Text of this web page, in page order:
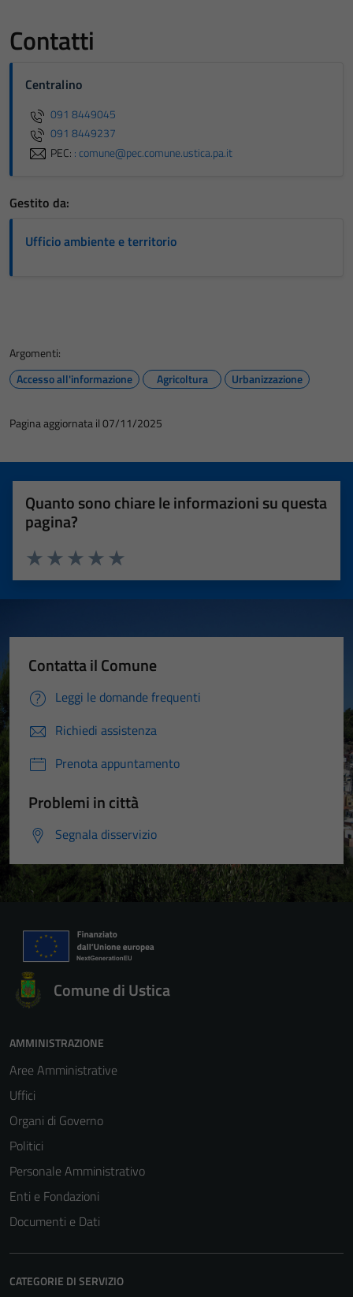
Contatti
Centralino
091 8449045
091 8449237
PEC: : comune@pec.comune.ustica.pa.it
Gestito da:
Ufficio ambiente e territorio
Argomenti:
Accesso all'informazione
Agricoltura Urbanizzazione
Pagina aggiornata il 07/11/2025
Quanto sono chiare le informazioni su questa
pagina?
Valuta 5 stelle su 5
Valuta 4 stelle su 5
Valuta 3 stelle su 5
Valuta 2 stelle su 5
Valuta 1 stelle su 5
Contatta il Comune
Leggi le domande frequenti
Richiedi assistenza
Prenota appuntamento
Problemi in città
Segnala disservizio
Comune di Ustica
AMMINISTRAZIONE
Aree Amministrative
Uffici
Organi di Governo
Politici
Personale Amministrativo
Enti e Fondazioni
Documenti e Dati
CATEGORIE DI SERVIZIO